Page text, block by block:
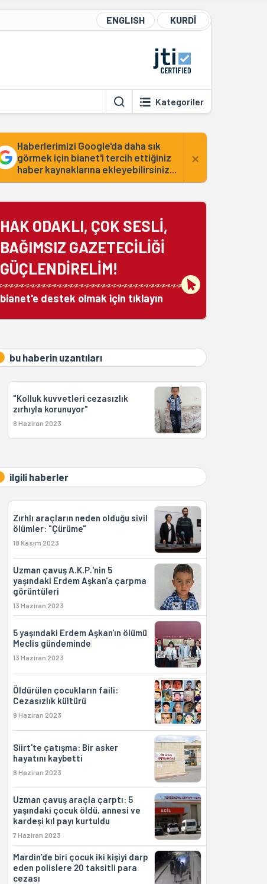
ENGLISH KURDÎ
Kategoriler
Haberlerimizi Google'da daha sık
görmek için bianet'i tercih ettiğiniz
haber kaynaklarına ekleyebilirsiniz...
×
HAK ODAKLI, ÇOK SESLİ,
BAĞIMSIZ GAZETECİLİĞİ
GÜÇLENDİRELİM!
bianet'e destek olmak için tıklayın
bu haberin uzantıları
"Kolluk kuvvetleri cezasızlık
zırhıyla korunuyor"
8 Haziran 2023
ilgili haberler
Zırhlı araçların neden olduğu sivil
ölümler: "Çürüme"
18 Kasım 2023
Uzman çavuş A.K.P.'nin 5
yaşındaki Erdem Aşkan'a çarpma
görüntüleri
13 Haziran 2023
5 yaşındaki Erdem Aşkan'ın ölümü
Meclis gündeminde
13 Haziran 2023
Öldürülen çocukların faili:
Cezasızlık kültürü
9 Haziran 2023
Siirt'te çatışma: Bir asker
hayatını kaybetti
8 Haziran 2023
Uzman çavuş araçla çarptı: 5
yaşındaki çocuk öldü, annesi ve
kardeşi kıl payı kurtuldu
7 Haziran 2023
Mardin’de biri çocuk iki kişiyi darp
eden polislere 20 taksitli para
cezası